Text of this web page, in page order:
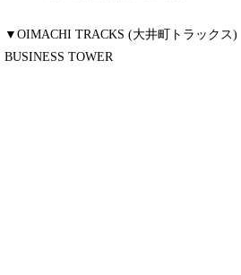
▼OIMACHI TRACKS (大井町トラックス)
BUSINESS TOWER